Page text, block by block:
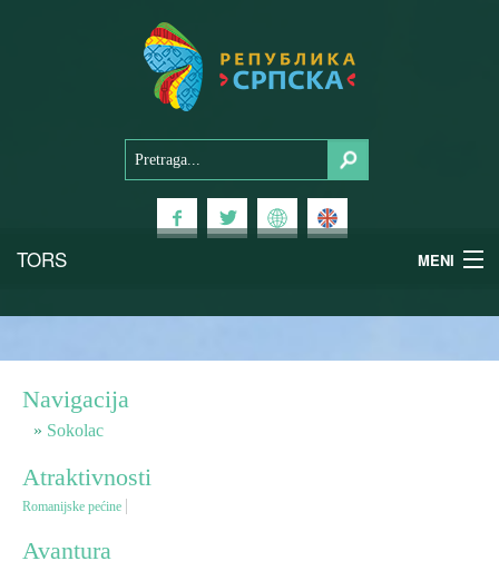
TORS MENI
Planinski turizam
Banjski turizam
Vjerski turizam
Navigacija
Sokolac
Atraktivnosti
Romanijske pećine
Avantura